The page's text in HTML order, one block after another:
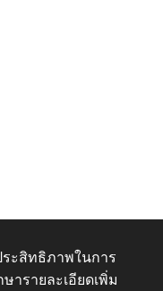
ะสิทธิภาพในการ
ารายละเอียดเพิ่ม